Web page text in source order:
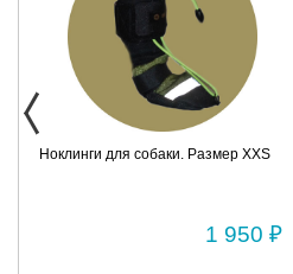
длины и
длинных. В
комплекте 2
Ноклинги для собаки. Размер XXS
1 950 ₽